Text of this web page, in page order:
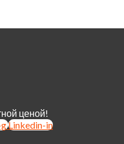
ценой!
Linkedin-in